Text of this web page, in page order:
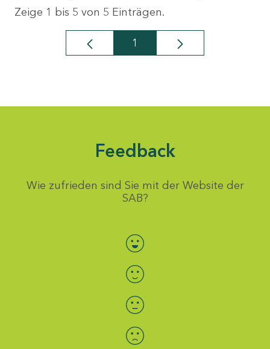
Zeige 1 bis 5 von 5 Einträgen.
Seite
1
Feedback
Wie zufrieden sind Sie mit der Website der
SAB?
Bewertung auswählen